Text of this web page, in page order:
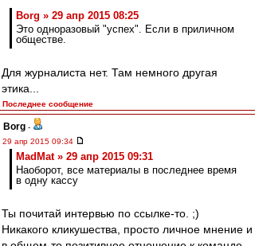
Borg » 29 апр 2015 08:25
Это одноразовый "успех". Если в приличном
обществе.
Для журналиста нет. Там немного другая
этика...
Последнее сообщение
Borg -
29 апр 2015 09:34
MadMat » 29 апр 2015 09:31
Наоборот, все материалы в последнее время
в одну кассу
Ты почитай интервью по ссылке-то. ;)
Никакого кликушества, просто личное мнение и